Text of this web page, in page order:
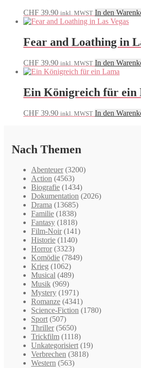
CHF 39.90 inkl. MWST In den
Fear and Loathing in
CHF 39.90 inkl. MWST In den
Ein Königreich für ein
CHF 39.90 inkl. MWST In den
Nach Themen
Abenteuer (3200)
Action (4563)
Biografie (1434)
Dokumentation (2026)
Drama (13685)
Familie (1838)
Fantasy (1818)
Film-Noir (141)
Historie (1140)
Horror (3323)
Komödie (7849)
Krieg (1062)
Musical (489)
Musik (969)
Mystery (1971)
Romanze (4341)
Science-Fiction (1780)
Sport (507)
Thriller (5650)
Trickfilm (1118)
Unkategorisiert (19)
Verbrechen (3818)
Western (563)